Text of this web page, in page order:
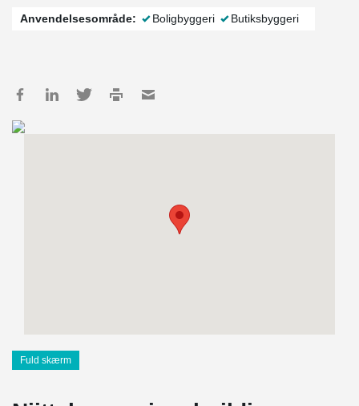
Anvendelsesområde: Boligbyggeri Butiksbyggeri
Fuld skærm